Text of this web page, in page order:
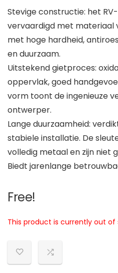
Stevige constructie: het
vervaardigd met materiaal
met hoge hardheid,
en duurzaam.
Uitstekend gietproces:
oppervlak, goed
vorm toont de ingenieuze
ontwerper.
Lange duurzaamheid:
stabiele installatie. De
volledig metaal en zijn niet
Biedt jarenlange
Free!
This product is currently out of